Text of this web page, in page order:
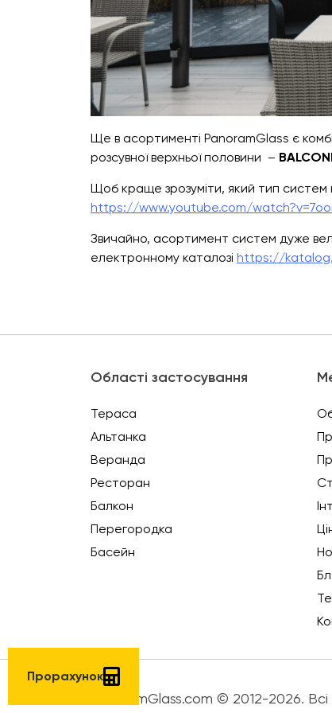
Ще в асортименті PanoramGlass є
розсувної верхньої половини –
Щоб краще зрозуміти, який тип систем
https://www.youtube.com/
Звичайно, асортимент систем дуже
електронному каталозі https://
Області застосування
Тераса
Альтанка
Веранда
Ресторан
Балкон
Перегородка
Басейн
PanoramGlass.com © 2012-2026.
Прорахунок